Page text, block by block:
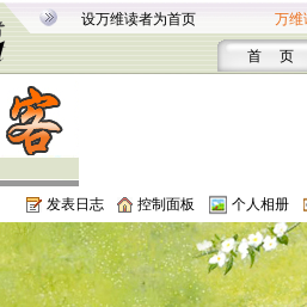
设万维读者为首页 万维
首 页
发表日志 控制面板 个人相册